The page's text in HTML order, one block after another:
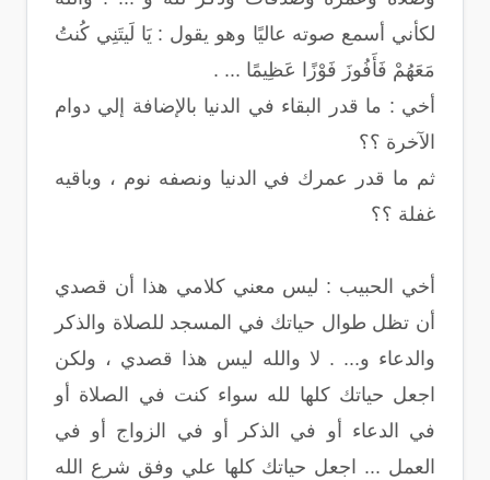
لكأني أسمع صوته عاليًا وهو يقول : يَا لَيتَنِي كُنتُ
مَعَهُمْ فَأَفُوزَ فَوْزًا عَظِيمًا ... .
أخي : ما قدر البقاء في الدنيا بالإضافة إلي دوام
الآخرة ؟؟
ثم ما قدر عمرك في الدنيا ونصفه نوم ، وباقيه
غفلة ؟؟
أخي الحبيب : ليس معني كلامي هذا أن قصدي
أن تظل طوال حياتك في المسجد للصلاة والذكر
والدعاء و... . لا والله ليس هذا قصدي ، ولكن
اجعل حياتك كلها لله سواء كنت في الصلاة أو
في الدعاء أو في الذكر أو في الزواج أو في
العمل ... اجعل حياتك كلها علي وفق شرع الله